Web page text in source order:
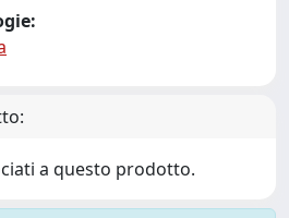
a questo prodotto.